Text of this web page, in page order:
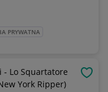
PRYWATNA
- Lo Squartatore
York Ripper)